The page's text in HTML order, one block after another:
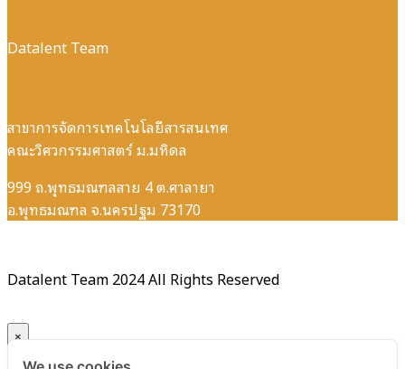
Datalent Team
สาขาการจัดการเทคโนโลยีสารสนเทศ
คณะวิศวกรรมศาสตร์ ม.มหิดล
999 ถ.พุทธมณฑลสาย 4 ต.ศาลายา
อ.พุทธมณฑล จ.นครปฐม 73170
Datalent Team 2024 All Rights Reserved
×